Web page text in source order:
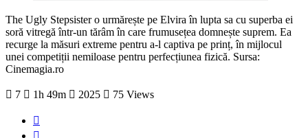
The Ugly Stepsister o urmărește pe Elvira în lupta sa cu superba ei
soră vitregă într-un tărâm în care frumusețea domnește suprem. Ea
recurge la măsuri extreme pentru a-l captiva pe prinț, în mijlocul
unei competiții nemiloase pentru perfecțiunea fizică. Sursa:
Cinemagia.ro
7 1h 49m 2025 75 Views